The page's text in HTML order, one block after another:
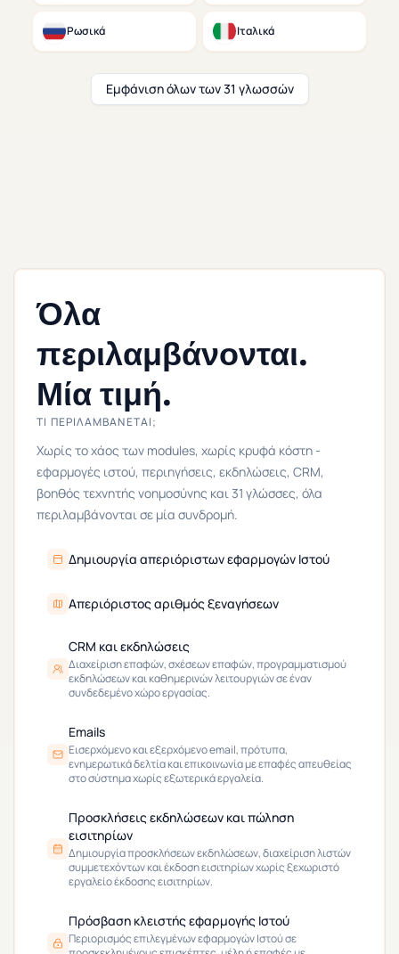
Ρωσικά Ιταλικά
Εμφάνιση όλων των 31 γλωσσών
Όλα
περιλαμβάνονται.
Μία τιμή.
ΤΙ ΠΕΡΙΛΑΜΒΆΝΕΤΑΙ;
Χωρίς το χάος των modules, χωρίς κρυφά κόστη -
εφαρμογές ιστού, περιηγήσεις, εκδηλώσεις, CRM,
βοηθός τεχνητής νοημοσύνης και 31 γλώσσες, όλα
περιλαμβάνονται σε μία συνδρομή.
Δημιουργία απεριόριστων εφαρμογών Ιστού
Απεριόριστος αριθμός ξεναγήσεων
CRM και εκδηλώσεις
Διαχείριση επαφών, σχέσεων επαφών, προγραμματισμού
εκδηλώσεων και καθημερινών λειτουργιών σε έναν
συνδεδεμένο χώρο εργασίας.
Emails
Εισερχόμενο και εξερχόμενο email, πρότυπα,
ενημερωτικά δελτία και επικοινωνία με επαφές απευθείας
στο σύστημα χωρίς εξωτερικά εργαλεία.
Προσκλήσεις εκδηλώσεων και πώληση
εισιτηρίων
Δημιουργία προσκλήσεων εκδηλώσεων, διαχείριση λιστών
συμμετεχόντων και έκδοση εισιτηρίων χωρίς ξεχωριστό
εργαλείο έκδοσης εισιτηρίων.
Πρόσβαση κλειστής εφαρμογής Ιστού
Περιορισμός επιλεγμένων εφαρμογών Ιστού σε